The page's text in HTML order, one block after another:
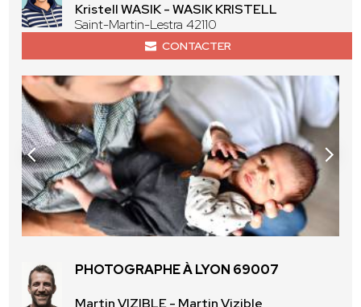
Kristell WASIK - WASIK KRISTELL
Saint-Martin-Lestra 42110
CONTACTER
PHOTOGRAPHE À LYON 69007
Martin VIZIBLE - Martin Vizible